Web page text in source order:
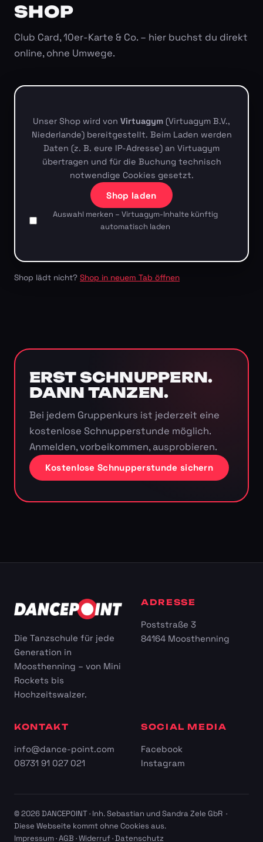
SHOP
Club Card, 10er-Karte & Co. – hier buchst du direkt
online, ohne Umwege.
Unser Shop wird von Virtuagym (Virtuagym B.V.,
Niederlande) bereitgestellt. Beim Laden werden
Daten (z. B. eure IP-Adresse) an Virtuagym
übertragen und für die Buchung technisch
notwendige Cookies gesetzt.
Shop laden
Auswahl merken – Virtuagym-Inhalte künftig
automatisch laden
Shop lädt nicht? Shop in neuem Tab öffnen
ERST SCHNUPPERN.
DANN TANZEN.
Bei jedem Gruppenkurs ist jederzeit eine
kostenlose Schnupperstunde möglich.
Anmelden, vorbeikommen, ausprobieren.
Kostenlose Schnupperstunde sichern
Die Tanzschule für jede
Generation in
Moosthenning – von Mini
Rockets bis
Hochzeitswalzer.
ADRESSE
Poststraße 3
84164 Moosthenning
KONTAKT
info@dance-point.com
08731 91 027 021
SOCIAL MEDIA
Facebook
Instagram
© 2026 DANCEPOINT · Inh. Sebastian und Sandra Zele GbR ·
Diese Webseite kommt ohne Cookies aus.
Impressum·AGB ·Widerruf·Datenschutz